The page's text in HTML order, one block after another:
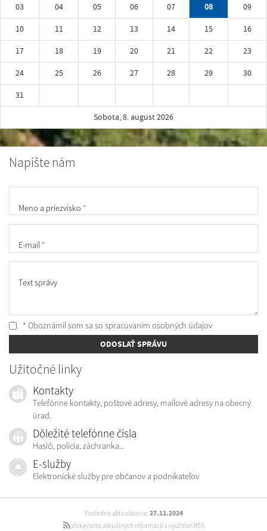
03
04 05 06 07 08
09
10
11 12 13 14 15
16
17
18 19 20 21 22
23
24
25 26 27 28 29
30
31
Sobota, 8. august 2026
Napíšte nám
Meno a priezvisko *
E-mail *
Text správy
* Oboznámil som sa so spracúvaním osobných údajov
ODOSLAŤ SPRÁVU
Užitočné linky
Kontakty
Telefónne kontakty, poštové adresy, mailové adresy na obecný
úrad.
Dôležité telefónne čísla
Hasiči, polícia, záchranka...
E-služby
Elektronické služby pre občanov a podnikateľov
Posledná aktualizácia: 27.11.2024
získavania aktuálnych informácií s využitím RSS